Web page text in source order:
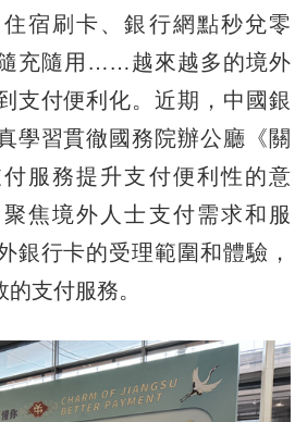
刷卡、銀行網點秒兌零
充隨用……越來越多的境外
支付便利化。近期，中國銀
學習貫徹國務院辦公廳《關
服務提升支付便利性的意
焦境外人士支付需求和服
銀行卡的受理範圍和體驗，
支付服務。